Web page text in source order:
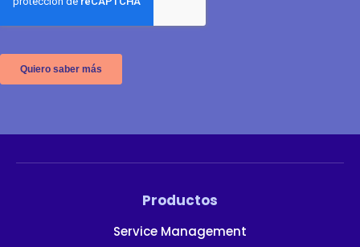
Productos
Service Management